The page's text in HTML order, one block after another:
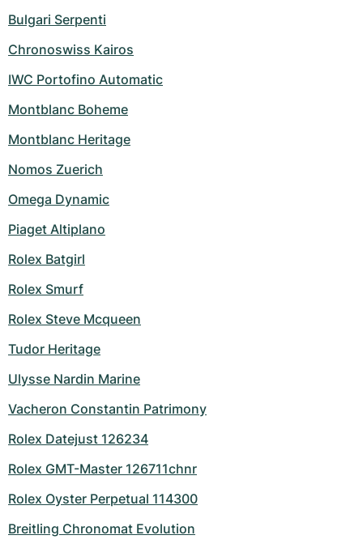
Bulgari Serpenti
Chronoswiss Kairos
IWC Portofino Automatic
Montblanc Boheme
Montblanc Heritage
Nomos Zuerich
Omega Dynamic
Piaget Altiplano
Rolex Batgirl
Rolex Smurf
Rolex Steve Mcqueen
Tudor Heritage
Ulysse Nardin Marine
Vacheron Constantin Patrimony
Rolex Datejust 126234
Rolex GMT-Master 126711chnr
Rolex Oyster Perpetual 114300
Breitling Chronomat Evolution